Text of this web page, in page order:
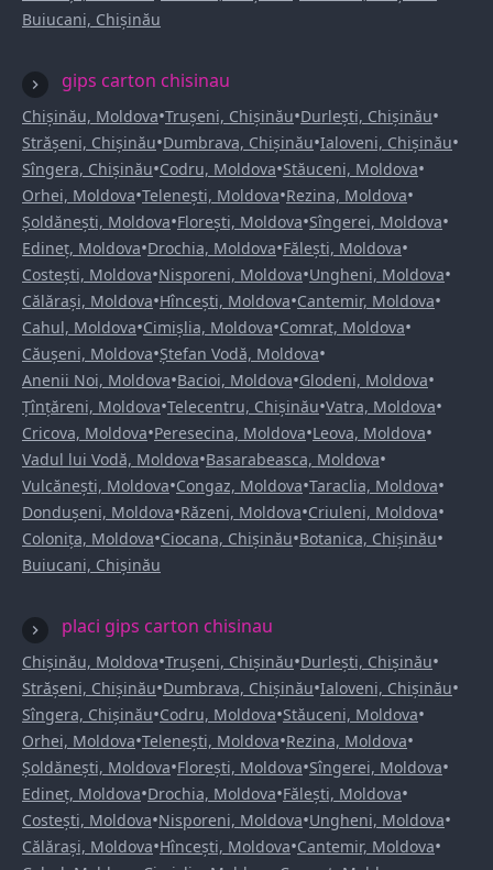
Buiucani, Chișinău
gips carton chisinau
Chișinău, Moldova•Trușeni, Chișinău•Durlești, Chișinău•
Strășeni, Chișinău•Dumbrava, Chișinău•Ialoveni, Chișinău•
Sîngera, Chișinău•Codru, Moldova•Stăuceni, Moldova•
Orhei, Moldova•Telenești, Moldova•Rezina, Moldova•
Șoldănești, Moldova•Florești, Moldova•Sîngerei, Moldova•
Edineț, Moldova•Drochia, Moldova•Fălești, Moldova•
Costești, Moldova•Nisporeni, Moldova•Ungheni, Moldova•
Călărași, Moldova•Hîncești, Moldova•Cantemir, Moldova•
Cahul, Moldova•Cimișlia, Moldova•Comrat, Moldova•
Căușeni, Moldova•Ștefan Vodă, Moldova•
Anenii Noi, Moldova•Bacioi, Moldova•Glodeni, Moldova•
Țînțăreni, Moldova•Telecentru, Chișinău•Vatra, Moldova•
Cricova, Moldova•Peresecina, Moldova•Leova, Moldova•
Vadul lui Vodă, Moldova•Basarabeasca, Moldova•
Vulcănești, Moldova•Congaz, Moldova•Taraclia, Moldova•
Dondușeni, Moldova•Răzeni, Moldova•Criuleni, Moldova•
Colonița, Moldova•Ciocana, Chișinău•Botanica, Chișinău•
Buiucani, Chișinău
placi gips carton chisinau
Chișinău, Moldova•Trușeni, Chișinău•Durlești, Chișinău•
Strășeni, Chișinău•Dumbrava, Chișinău•Ialoveni, Chișinău•
Sîngera, Chișinău•Codru, Moldova•Stăuceni, Moldova•
Orhei, Moldova•Telenești, Moldova•Rezina, Moldova•
Șoldănești, Moldova•Florești, Moldova•Sîngerei, Moldova•
Edineț, Moldova•Drochia, Moldova•Fălești, Moldova•
Costești, Moldova•Nisporeni, Moldova•Ungheni, Moldova•
Călărași, Moldova•Hîncești, Moldova•Cantemir, Moldova•